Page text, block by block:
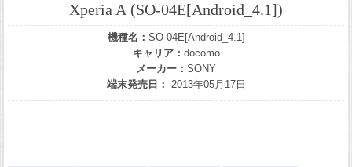
Xperia A (SO-04E[Android_4.1])
機種名： SO-04E[Android_4.1]
キャリア： docomo
メーカー： SONY
端末発売日： 2013年05月17日